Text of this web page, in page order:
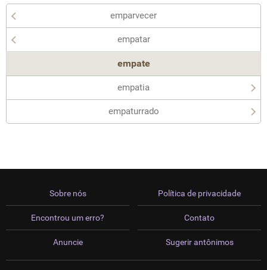
emparvecer
empatar
empate
empatia
empaturrado
Sobre nós
Encontrou um erro?
Anuncie
Política de privacidade
Contato
Sugerir antônimos